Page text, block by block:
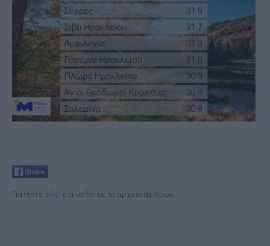
Πατήστε εδώ για να δείτε το αρχείο άρθρων.